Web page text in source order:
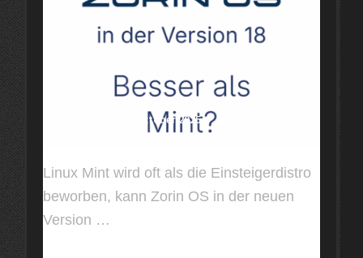
20 Oktober 2025
Linux Mint wird oft als die Einsteigerdistro
beworben, kann Zorin OS in der neuen
Version …